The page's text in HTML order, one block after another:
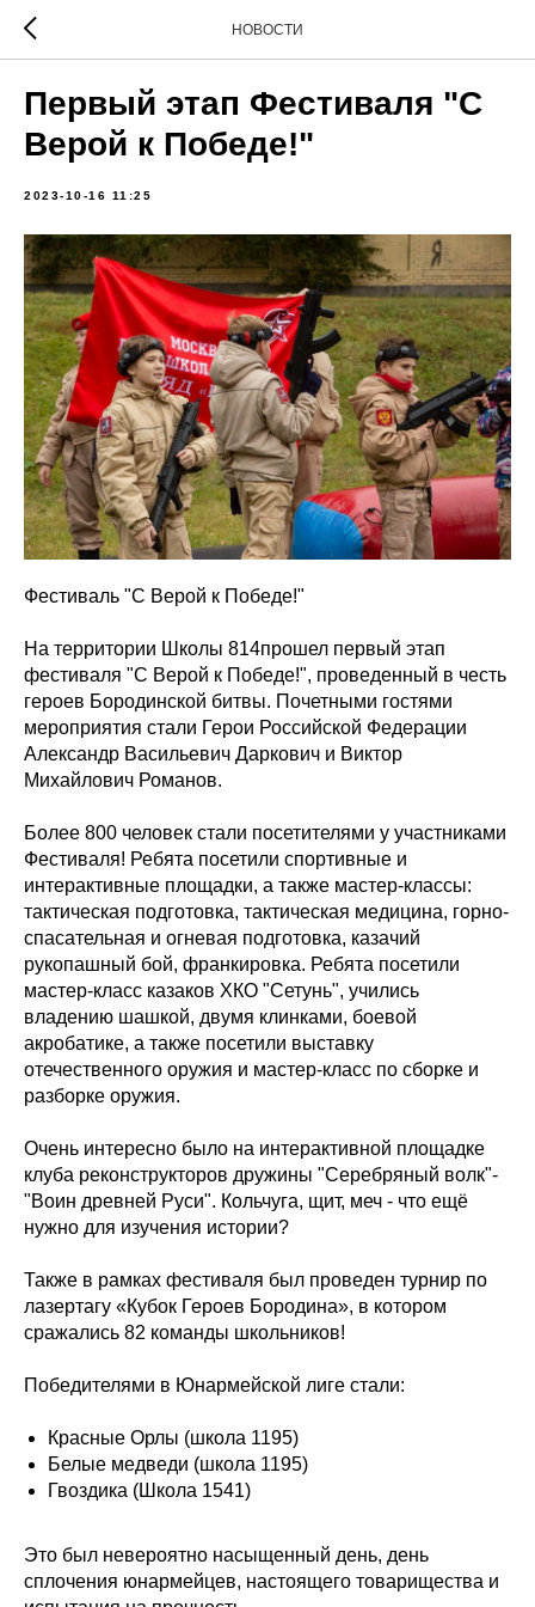
НОВОСТИ
Первый этап Фестиваля "С
Верой к Победе!"
2023-10-16 11:25
Фестиваль "С Верой к Победе!"
На территории Школы 814прошел первый этап
фестиваля "С Верой к Победе!", проведенный в честь
героев Бородинской битвы. Почетными гостями
мероприятия стали Герои Российской Федерации
Александр Васильевич Даркович и Виктор
Михайлович Романов.
Более 800 человек стали посетителями у участниками
Фестиваля! Ребята посетили спортивные и
интерактивные площадки, а также мастер-классы:
тактическая подготовка, тактическая медицина, горно-
спасательная и огневая подготовка, казачий
рукопашный бой, франкировка. Ребята посетили
мастер-класс казаков ХКО "Сетунь", учились
владению шашкой, двумя клинками, боевой
акробатике, а также посетили выставку
отечественного оружия и мастер-класс по сборке и
разборке оружия.
Очень интересно было на интерактивной площадке
клуба реконструкторов дружины "Серебряный волк"-
"Воин древней Руси". Кольчуга, щит, меч - что ещё
нужно для изучения истории?
Также в рамках фестиваля был проведен турнир по
лазертагу «Кубок Героев Бородина», в котором
сражались 82 команды школьников!
Победителями в Юнармейской лиге стали:
Красные Орлы (школа 1195)
Белые медведи (школа 1195)
Гвоздика (Школа 1541)
Это был невероятно насыщенный день, день
сплочения юнармейцев, настоящего товарищества и